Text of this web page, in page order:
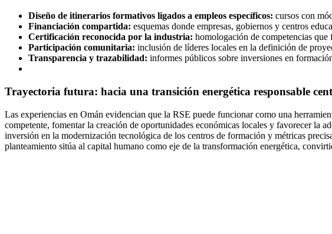
Diseño de itinerarios formativos ligados a empleos específicos: cursos con
Financiación compartida: esquemas donde empresas, gobiernos y centros
Certificación reconocida por la industria: homologación de competencias
Participación comunitaria: inclusión de líderes locales en la definición de
Transparencia y trazabilidad: informes públicos sobre inversiones en
Trayectoria futura: hacia una transición energética responsable
Las experiencias en Omán evidencian que la RSE puede funcionar como una
competente, fomentar la creación de oportunidades económicas locales y favorecer la
inversión en la modernización tecnológica de los centros de formación y métricas
planteamiento sitúa al capital humano como eje de la transformación energética,